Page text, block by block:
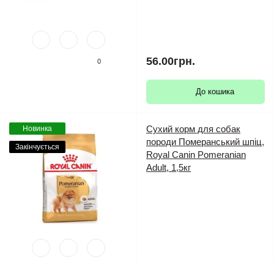
0 56.00грн.
До кошика
Новинка
Закінчується
Сухий корм для собак
породи Померанський шпіц,
Royal Canin Pomeranian
Adult, 1,5кг